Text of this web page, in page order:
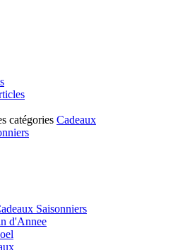
catégories Cadeaux
Saisonniers
d'Annee